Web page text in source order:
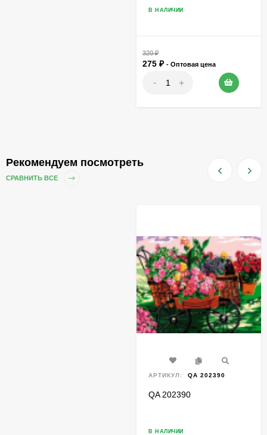
В НАЛИЧИИ
320₽
275 ₽ - Оптовая цена
- +
Рекомендуем посмотреть
СРАВНИТЬ ВСЕ
АРТИКУЛ: QA 202390
QA 202390
В НАЛИЧИИ